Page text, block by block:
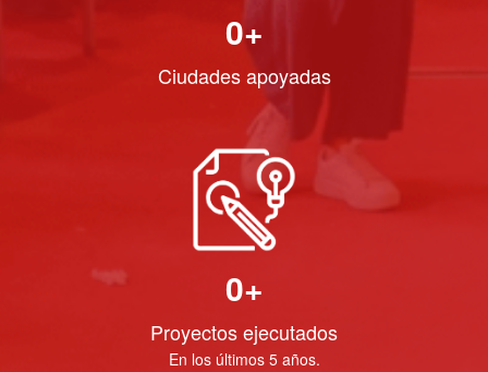
0+
Ciudades apoyadas
0+
Proyectos ejecutados
En los últimos 5 años.